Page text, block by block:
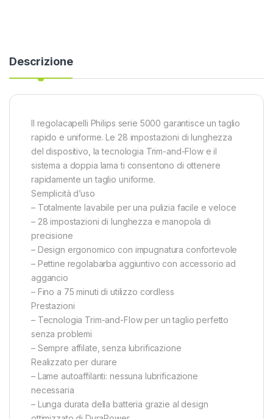
Descrizione
Il regolacapelli Philips serie 5000 garantisce un taglio
rapido e uniforme. Le 28 impostazioni di lunghezza
del dispositivo, la tecnologia Trim-and-Flow e il
sistema a doppia lama ti consentono di ottenere
rapidamente un taglio uniforme.
Semplicità d’uso
– Totalmente lavabile per una pulizia facile e veloce
– 28 impostazioni di lunghezza e manopola di
precisione
– Design ergonomico con impugnatura confortevole
– Pettine regolabarba aggiuntivo con accessorio ad
aggancio
– Fino a 75 minuti di utilizzo cordless
Prestazioni
– Tecnologia Trim-and-Flow per un taglio perfetto
senza problemi
– Sempre affilate, senza lubrificazione
Realizzato per durare
– Lame autoaffilanti: nessuna lubrificazione
necessaria
– Lunga durata della batteria grazie al design